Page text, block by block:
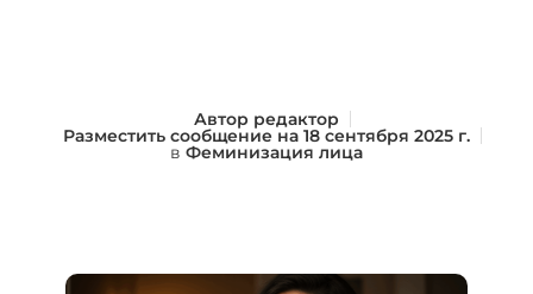
Автор редактор
Разместить сообщение на 18 сентября 2025 г.
в Феминизация лица